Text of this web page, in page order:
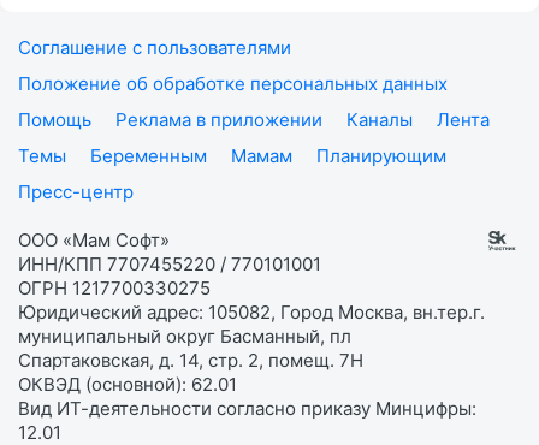
Соглашение с пользователями
Положение об обработке персональных данных
Помощь
Реклама в приложении Каналы
Лента
Темы
Беременным Мамам
Планирующим
Пресс-центр
ООО «Мам Софт»
ИНН/КПП 7707455220 / 770101001
ОГРН 1217700330275
Юридический адрес: 105082, Город Москва, вн.тер.г.
муниципальный округ Басманный, пл
Спартаковская, д. 14, стр. 2, помещ. 7Н
ОКВЭД (основной): 62.01
Вид ИТ-деятельности согласно приказу Минцифры:
12.01